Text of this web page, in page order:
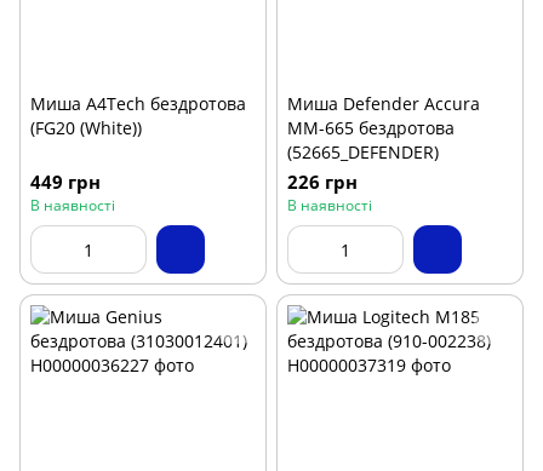
Миша A4Tech бездротова
(FG20 (White))
449 грн
В наявності
Миша Defender Accura
MM-665 бездротова
(52665_DEFENDER)
226 грн
В наявності